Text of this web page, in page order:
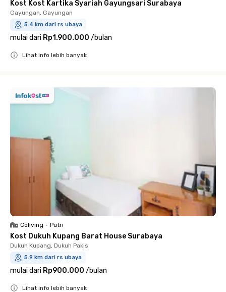
Kost Kost Kartika Syariah Gayungsari Surabaya
Gayungan, Gayungan
5.4 km dari rs ubaya
mulai dari Rp1.900.000 /bulan
Lihat info lebih banyak
Coliving • Putri
Kost Dukuh Kupang Barat House Surabaya
Dukuh Kupang, Dukuh Pakis
5.9 km dari rs ubaya
mulai dari Rp900.000 /bulan
Lihat info lebih banyak